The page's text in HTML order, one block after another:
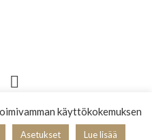
YRITYKSELLE: FOORLY
8TIETOSUOJASELOSTE
käyttökokemuksen
Asetukset Lue lisää